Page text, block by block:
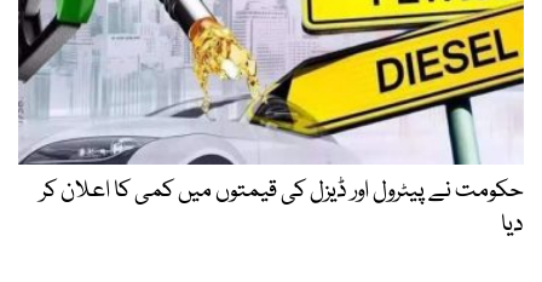
حکومت نے پیٹرول اور ڈیزل کی قیمتوں میں کمی کا اعلان کر
دیا